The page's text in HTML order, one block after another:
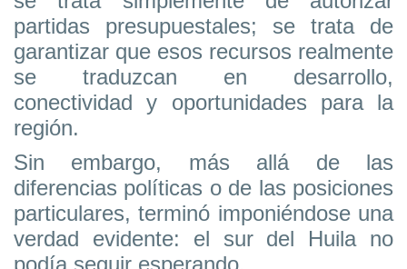
partidas presupuestales; se trata de
garantizar que esos recursos realmente
se traduzcan en desarrollo,
conectividad y oportunidades para la
región.
Sin embargo, más allá de las
diferencias políticas o de las posiciones
particulares, terminó imponiéndose una
verdad evidente: el sur del Huila no
podía seguir esperando.